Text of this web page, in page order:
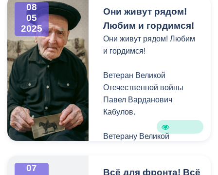
администрации местного
самоуправления г.
Владикавказа,
представители Совета
Ныхас», «Союза
Ветеранов Афганистана»,
СОРОО «Ассоциации
Ветеранов СВО»,
общественники.
молчания.
08
05
2025
Они живут рядом!
Любим и гордимся!
Они живут рядом! Любим
и гордимся!
Ветеран Великой
Отечественной войны
Павел Варданович
Кабулов.
Ветерану Великой
Павел Варданович
07
Всё для фронта! Всё